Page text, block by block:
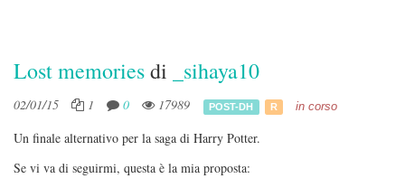
Lost memoriesdi _sihaya10
02/01/15 1 0 17989 POST-DH R in corso
Un finale alternativo per la saga di Harry Potter.
Se vi va di seguirmi, questa è la mia proposta: